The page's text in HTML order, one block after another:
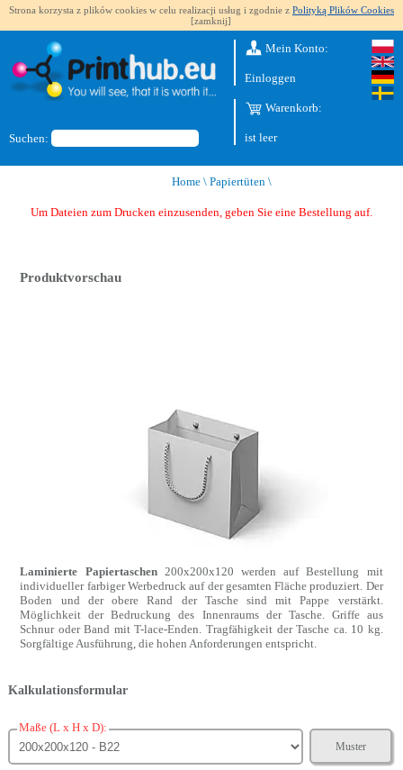
Strona korzysta z plików cookies w celu realizacji usług i zgodnie z Polityką Plików Cookies
[zamknij]
Suchen:
Mein Konto:
Einloggen
Warenkorb:
ist leer
Home\ Papiertüten\
Um Dateien zum Drucken einzusenden, geben Sie eine Bestellung auf.
Produktvorschau
Laminierte Papiertaschen200x200x120 werden auf Bestellung mit
individueller farbiger Werbedruck auf der gesamten Fläche produziert. Der
Boden und der obere Rand der Tasche sind mit Pappe verstärkt.
Möglichkeit der Bedruckung des Innenraums der Tasche. Griffe aus
Schnur oder Band mit T-lace-Enden. Tragfähigkeit der Tasche ca. 10 kg.
Sorgfältige Ausführung, die hohen Anforderungen entspricht.
Kalkulationsformular
Maße (L x H x D):
Muster